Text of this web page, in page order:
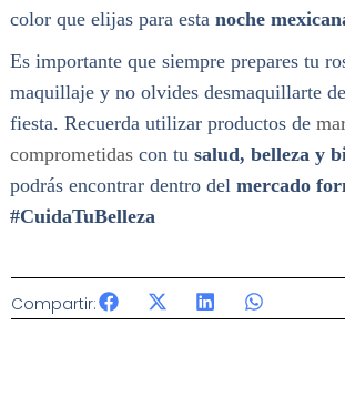
color que elijas para esta noche
Es importante que siempre prepares tu
maquillaje y no olvides desmaquillarte
fiesta. Recuerda utilizar productos de
comprometidascon tu salud, belleza y
podrás encontrar dentro del mercado
#CuidaTuBelleza
Compartir: